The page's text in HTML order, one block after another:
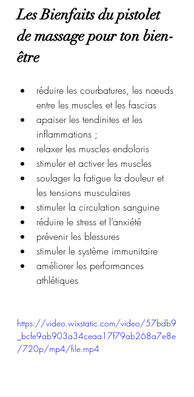
Les Bienfaits du pistolet
de massage pour ton bien-
être
réduire les courbatures, les nœuds
entre les muscles et les fascias
apaiser les tendinites et les
inflammations ;
relaxer les muscles endoloris
stimuler et activer les muscles
soulager la fatigue la douleur et
les tensions musculaires
stimuler la circulation sanguine
réduire le stress et l’anxiété
prévenir les blessures
stimuler le système immunitaire
améliorer les performances
athlétiques
https://video.wixstatic.com/video/57bdb9
_bcfe9ab903a34ceaa17f79ab268a7e8e
/720p/mp4/file.mp4